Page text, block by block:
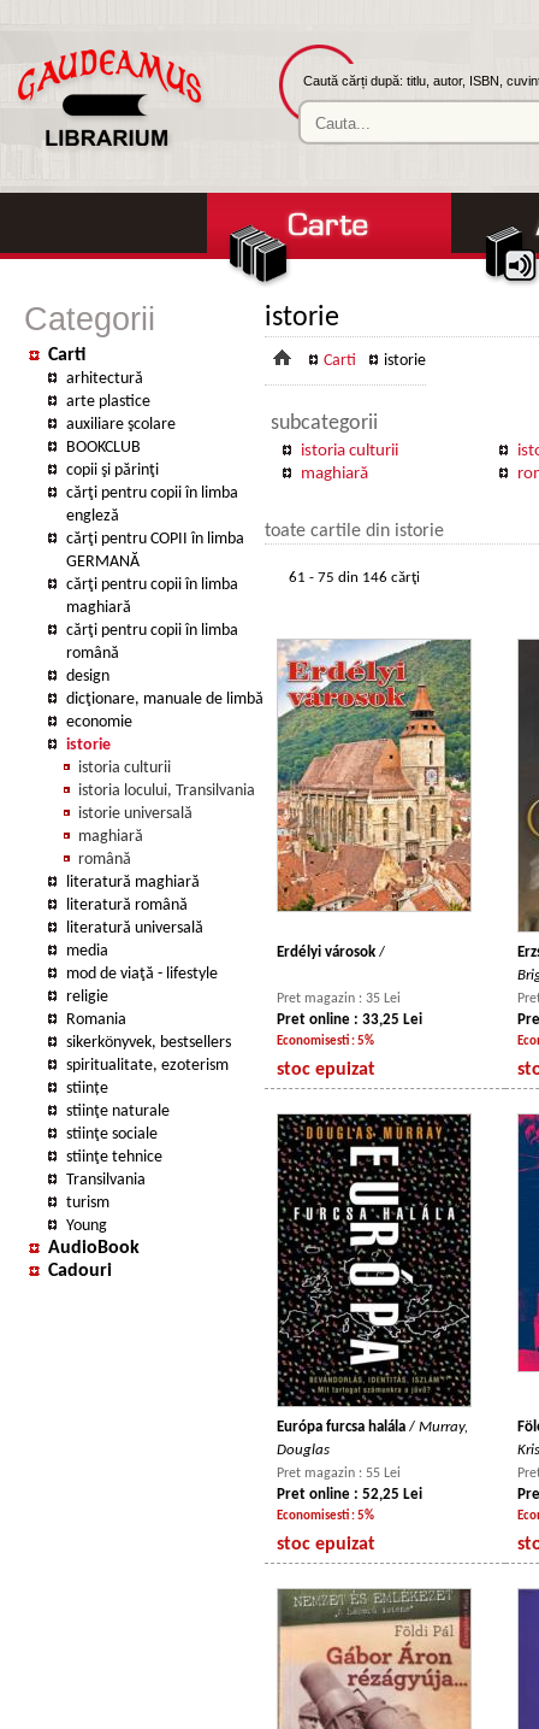
Caută cărți după: titlu, autor, ISBN,
Categorii
Carti
arhitectură
arte plastice
auxiliare şcolare
BOOKCLUB
copii şi părinţi
cărţi pentru copii în limba
engleză
cărţi pentru COPII în limba
GERMANĂ
cărţi pentru copii în limba
maghiară
cărţi pentru copii în limba
română
design
dicţionare, manuale de limbă
economie
istorie
istoria culturii
istoria locului, Transilvania
istorie universală
maghiară
română
literatură maghiară
literatură română
literatură universală
media
mod de viaţă - lifestyle
religie
Romania
sikerkönyvek, bestsellers
spiritualitate, ezoterism
stiințe
stiinţe naturale
stiinţe sociale
stiinţe tehnice
Transilvania
turism
Young
AudioBook
Cadouri
istorie
Carti istorie
subcategorii
istoria culturii
maghiară
toate cartile din istorie
61 - 75 din 146 cărţi
Erdélyi városok /
Pret magazin : 35 Lei
Pret online : 33,25 Lei
Economisesti : 5%
stoc epuizat
Európa furcsa halála / Murray,
Douglas
Pret magazin : 55 Lei
Pret online : 52,25 Lei
Economisesti : 5%
stoc epuizat